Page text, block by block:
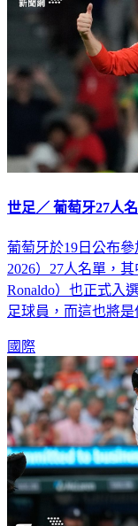
世足／ 葡萄牙27人
葡萄牙於19日公布參
2026）27人名單，
Ronaldo）也正式入
足球員，而這也將
國際